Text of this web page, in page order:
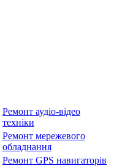
Ремонт аудіо-відео
техніки
Ремонт мережевого
обладнання
Ремонт GPS навигаторів